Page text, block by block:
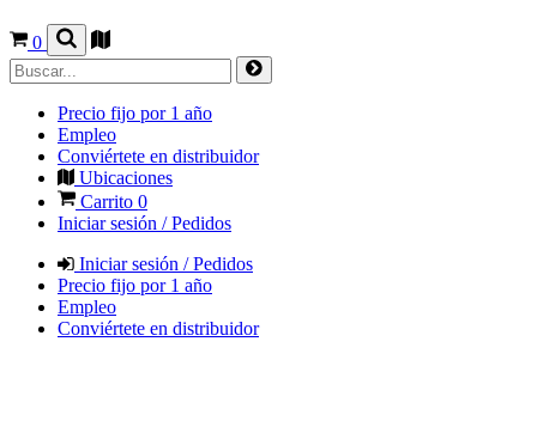
0
Precio fijo por 1 año
Empleo
Conviértete en distribuidor
Ubicaciones
Carrito 0
Iniciar sesión / Pedidos
Iniciar sesión / Pedidos
Precio fijo por 1 año
Empleo
Conviértete en distribuidor